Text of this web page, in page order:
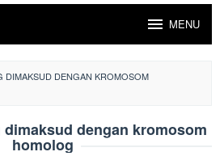
MENU
DIMAKSUD DENGAN KROMOSOM
dimaksud dengan kromosom
homolog